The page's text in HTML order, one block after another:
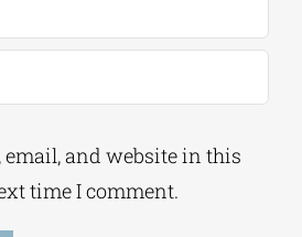
email, and website in this
time I comment.